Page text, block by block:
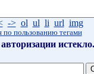
-> ol ul li url img
по пользованию тегами
истекло.